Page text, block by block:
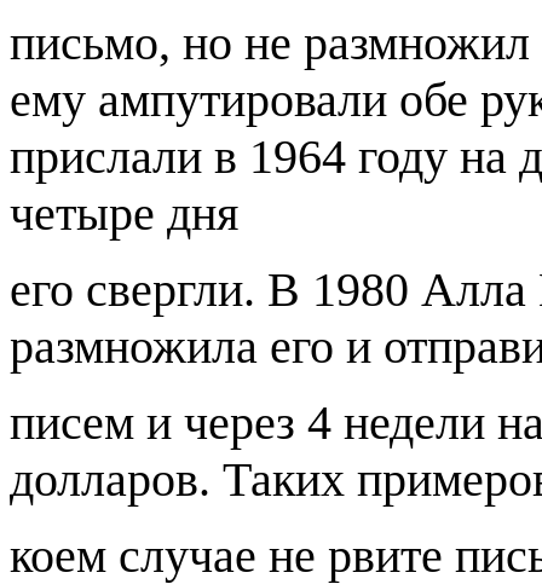
письмо, но не размножил
ему ампутировали обе
прислали в 1964 году на
четыре дня
его свергли. В 1980
размножила его и
писем и через 4 недели
долларов. Таких
коем случае не рвите